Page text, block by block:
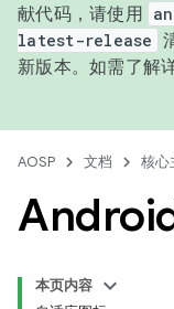
献代码，请使用
latest-release
新版本。如需了解
AOSP 文档 核心
本页内容